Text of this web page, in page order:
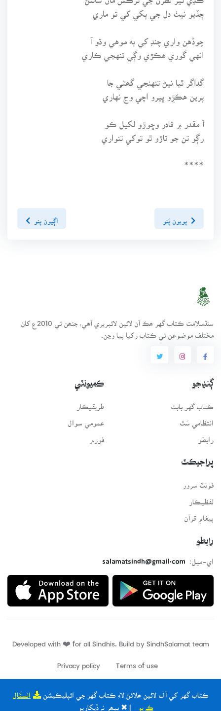
ڪتاب گهر کي آف لائين ھلائڻ لاءِ ڪتاب گهر جي ائپليڪيشن انسٽال
| ✖ ٻيھر نہ ڏيکاريو
ڇڏيو نيٺ دل جي پکي کي تو ماري
چوڏهن واري چنڊ کي به موهي وڌو آ
انهي گوري هڪڙي وڳي تنهجي ڪاري
گداگر ٿيا نيڻ تنهنجي گھٽي جا
پرين هڪڙِو ڀيرو اچي وڃ نهاري
آ مقدر ۾ قادر وڇوڙو لکيل ڪو
رڳو تن جو تاڙو ٿو توکي تنواري
****
اڳيون پنو
سنڌسلامت ڪتاب گهر ھڪ آن لائين لائبريري آھي، جنھن تي 2010ع کان
مختلف موضوعن تي ڪتاب رکيا پيا وڃن.
ڳنڍجو
ڪتاب گهر بابت
انتظامي سَٿ
رابطو
ڪميونٽي
طريقيڪار
عمومي سوال
فورم
پراجيڪٽ
فونٽ سرور
لفظيڪار
پيغامِ قرآن
رابطو
اي-ميل:
salamatsindh@gmail.com
Developed with ❤️ for all Sindhis. Build by SindhSalamat
Terms of use
Privacy policy